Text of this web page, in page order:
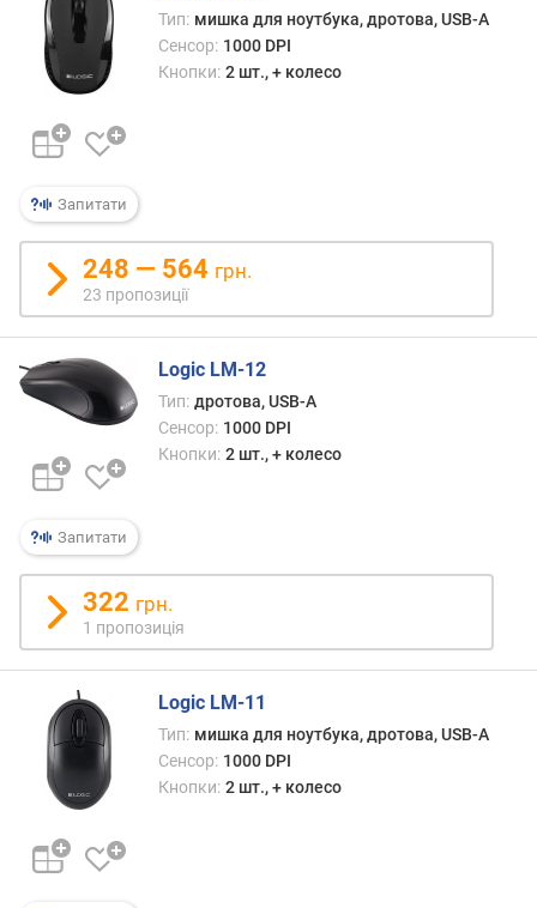
і
о
р
о
г
и
х
д
д
ш
е
и
х
з
а
в
д
г
у
к
м
и
Запитати
Тип: мишка для ноутбука, дротова, USB-A
Сенсор: 1000 DPI
Кнопки: 2 шт., + колесо
248 — 564 грн.
23 пропозиції
Запитати
Logic LM-12
Тип: дротова, USB-A
Сенсор: 1000 DPI
Кнопки: 2 шт., + колесо
322 грн.
1 пропозиція
Logic LM-11
Тип: мишка для ноутбука, дротова, USB-A
Сенсор: 1000 DPI
Кнопки: 2 шт., + колесо